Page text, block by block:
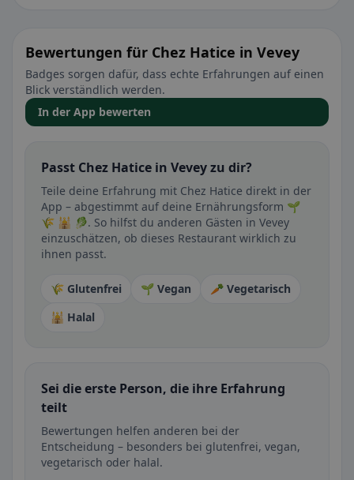
Bewertungen für Chez Hatice in Vevey
Badges sorgen dafür, dass echte Erfahrungen auf einen
Blick verständlich werden.
In der App bewerten
Passt Chez Hatice in Vevey zu dir?
Teile deine Erfahrung mit Chez Hatice direkt in der
App – abgestimmt auf deine Ernährungsform 🌱
🌾 🕌 🥬. So hilfst du anderen Gästen in Vevey
einzuschätzen, ob dieses Restaurant wirklich zu
ihnen passt.
🌾 Glutenfrei 🌱 Vegan
🥕 Vegetarisch
🕌 Halal
Sei die erste Person, die ihre Erfahrung
teilt
Bewertungen helfen anderen bei der
Entscheidung – besonders bei glutenfrei, vegan,
vegetarisch oder halal.